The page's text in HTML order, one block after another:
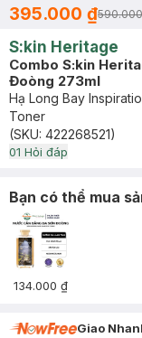
395.000 ₫
S:kin Heritage
Combo S:kin
Đoòng 273ml
Hạ Long Bay
Toner
(SKU: 422268521)
01 Hỏi đáp
Bạn có thể mua
134.000 ₫
Giao